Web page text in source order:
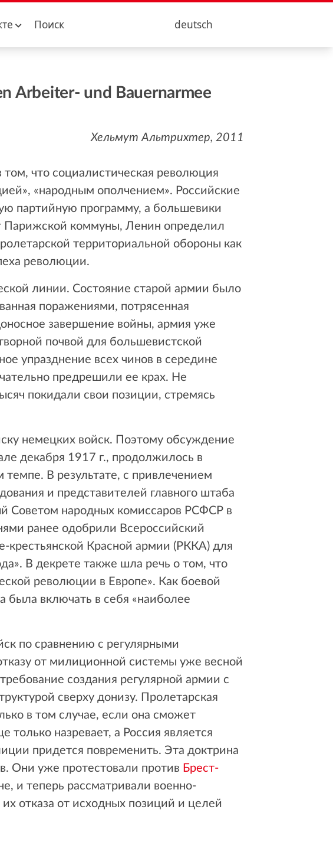
Поиск deutsch
Arbeiter- und Bauernarmee
Хельмут Альтрихтер, 2011
что социалистическая революция
«народным ополчением». Российские
партийную программу, а большевики
Парижской коммуны, Ленин определил
территориальной обороны как
революции.
линии. Состояние старой армии было
поражениями, потрясенная
завершение войны, армия уже
почвой для большевистской
упразднение всех чинов в середине
предрешили ее крах. Не
покидали свои позиции, стремясь
немецких войск. Поэтому обсуждение
декабря 1917 г., продолжилось в
В результате, с привлечением
и представителей главного штаба
Советом народных комиссаров РСФСР в
ранее одобрили Всероссийский
крестьянской Красной армии (РККА) для
В декрете также шла речь о том, что
революции в Европе». Как боевой
была включать в себя «наиболее
по сравнению с регулярными
от милиционной системы уже весной
создания регулярной армии с
сверху донизу. Пролетарская
в том случае, если она сможет
назревает, а Россия является
придется повременить. Эта доктрина
Они уже протестовали против Брест-
и теперь рассматривали военно-
отказа от исходных позиций и целей